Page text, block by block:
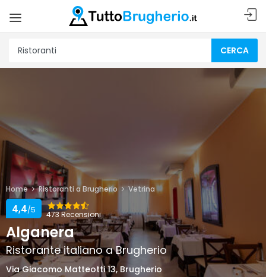
CERCA
Home Ristoranti a Brugherio Vetrina
473 Recensioni
4,4/5
Alganera
Ristorante italiano a Brugherio
Via Giacomo Matteotti 13, Brugherio